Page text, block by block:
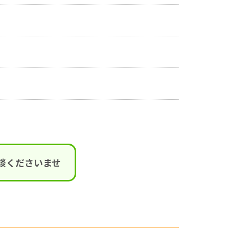
くださいませ